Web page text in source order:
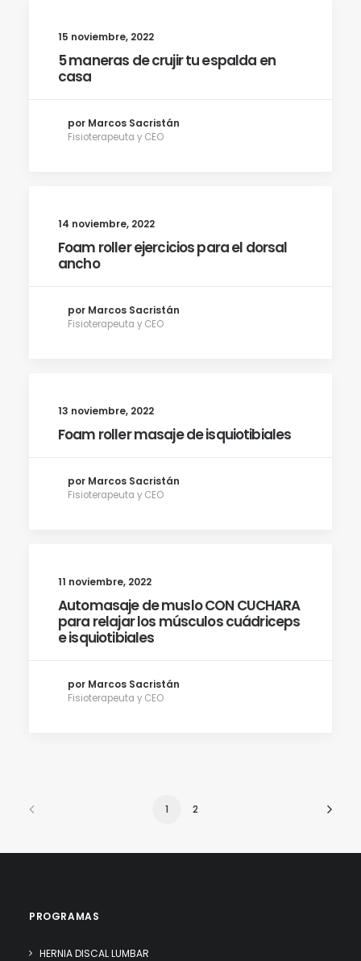
15 noviembre, 2022
5 maneras de crujir tu espalda en
casa
por Marcos Sacristán
Fisioterapeuta y CEO
14 noviembre, 2022
Foam roller ejercicios para el dorsal
ancho
por Marcos Sacristán
Fisioterapeuta y CEO
13 noviembre, 2022
Foam roller masaje de isquiotibiales
por Marcos Sacristán
Fisioterapeuta y CEO
11 noviembre, 2022
Automasaje de muslo CON CUCHARA
para relajar los músculos cuádriceps
e isquiotibiales
por Marcos Sacristán
Fisioterapeuta y CEO
1 2
PROGRAMAS
HERNIA DISCAL LUMBAR